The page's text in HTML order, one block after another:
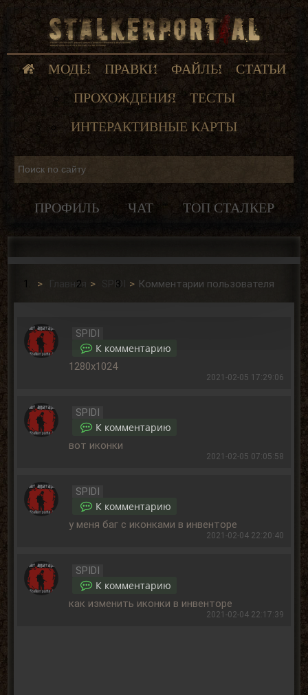
МОДЫ ПРАВКИ ФАЙЛЫ
СТАТЬИ
ПРОХОЖДЕНИЯ
ТЕСТЫ
ИНТЕРАКТИВНЫЕ КАРТЫ
ПРОФИЛЬ ЧАТ ТОП СТАЛКЕР
Главная SPIDI Комментарии пользователя
SPIDI
К комментарию
1280x1024
2021-02-05 17:29:06
SPIDI
К комментарию
вот иконки
2021-02-05 07:05:58
SPIDI
К комментарию
у меня баг с иконками в инвенторе
2021-02-04 22:20:40
SPIDI
К комментарию
как изменить иконки в инвенторе
2021-02-04 22:17:39